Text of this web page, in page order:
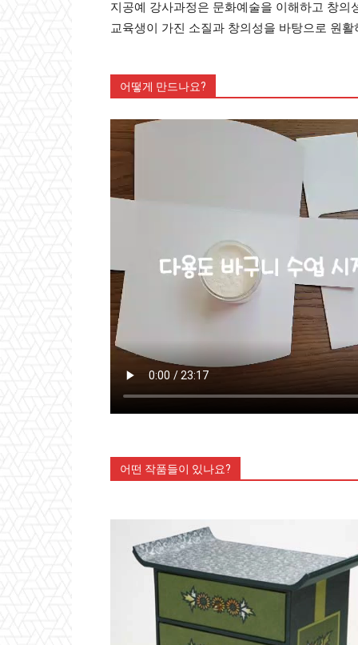
지공예 강사과정은 문화예술을 이해하고 창
교육생이 가진 소질과 창의성을 바탕으로 원
어떻게 만드나요?
어떤 작품들이 있나요?